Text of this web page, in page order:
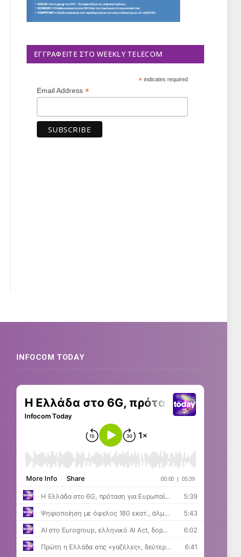
ΕΓΓΡΑΦΕΊΤΕ ΣΤΟ WEEKLY TELECOM
*indicates required
Email Address *
INFOCOM TODAY